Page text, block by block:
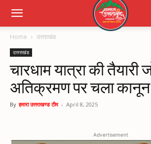
Home उत्तराखंड
उत्तराखंड
चारधाम यात्रा की तैयारी
अतिक्रमण पर चला
By हमारा उत्तराखण्ड टीम - April 8, 2025
Advertisement